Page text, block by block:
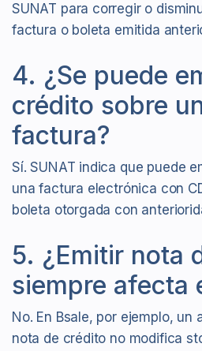
SUNAT para corregir o
factura o boleta emitida
4. ¿Se puede
crédito sobre
factura?
Sí. SUNAT indica que puede
una factura electrónica con
boleta otorgada con
5. ¿Emitir nota
siempre afecta
No. En Bsale, por ejemplo, un
nota de crédito no modifica